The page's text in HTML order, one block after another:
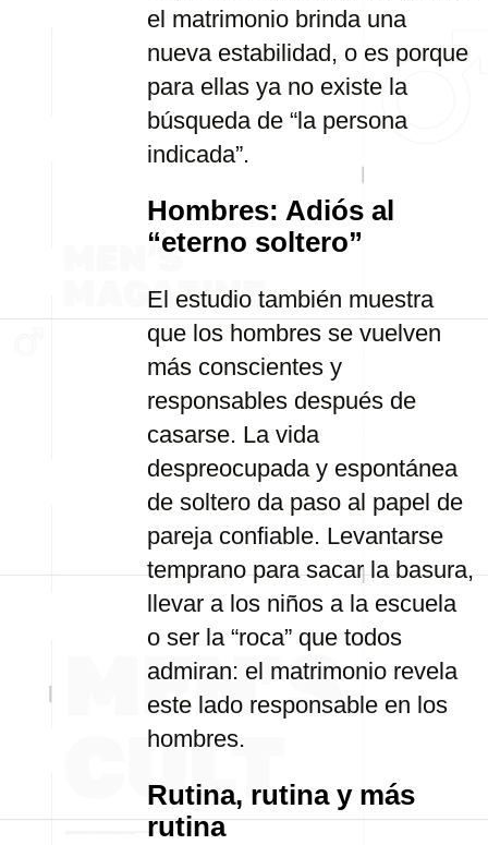
el matrimonio brinda una
nueva estabilidad, o es porque
para ellas ya no existe la
búsqueda de “la persona
indicada”.
Hombres: Adiós al
“eterno soltero”
El estudio también muestra
que los hombres se vuelven
más conscientes y
responsables después de
casarse. La vida
despreocupada y espontánea
de soltero da paso al papel de
pareja confiable. Levantarse
temprano para sacar la basura,
llevar a los niños a la escuela
o ser la “roca” que todos
admiran: el matrimonio revela
este lado responsable en los
hombres.
Rutina, rutina y más
rutina